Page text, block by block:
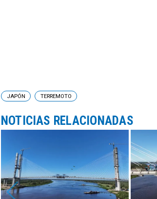
JAPÓN TERREMOTO
NOTICIAS RELACIONADAS